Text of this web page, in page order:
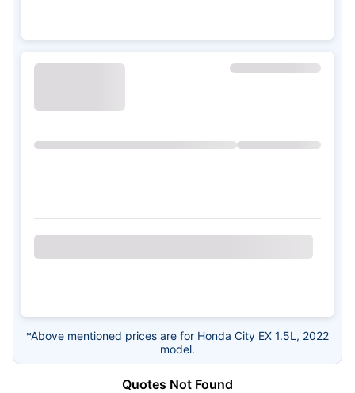
*Above mentioned prices are for Honda City EX 1.5L, 2022
model.
Quotes Not Found